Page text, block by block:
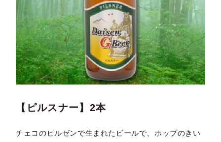
【ピルスナー】2本
チェコのピルゼンで生まれたビールで、ホップのきい